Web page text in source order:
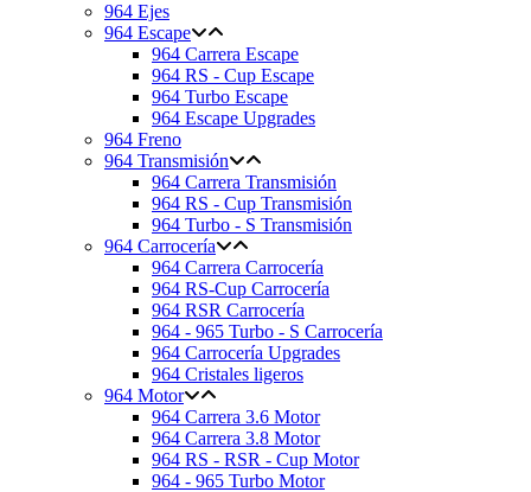
964 Ejes
964 Escape
964 Carrera Escape
964 RS - Cup Escape
964 Turbo Escape
964 Escape Upgrades
964 Freno
964 Transmisión
964 Carrera Transmisión
964 RS - Cup Transmisión
964 Turbo - S Transmisión
964 Carrocería
964 Carrera Carrocería
964 RS-Cup Carrocería
964 RSR Carrocería
964 - 965 Turbo - S Carrocería
964 Carrocería Upgrades
964 Cristales ligeros
964 Motor
964 Carrera 3.6 Motor
964 Carrera 3.8 Motor
964 RS - RSR - Cup Motor
964 - 965 Turbo Motor